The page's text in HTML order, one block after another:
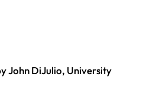
John DiJulio, University